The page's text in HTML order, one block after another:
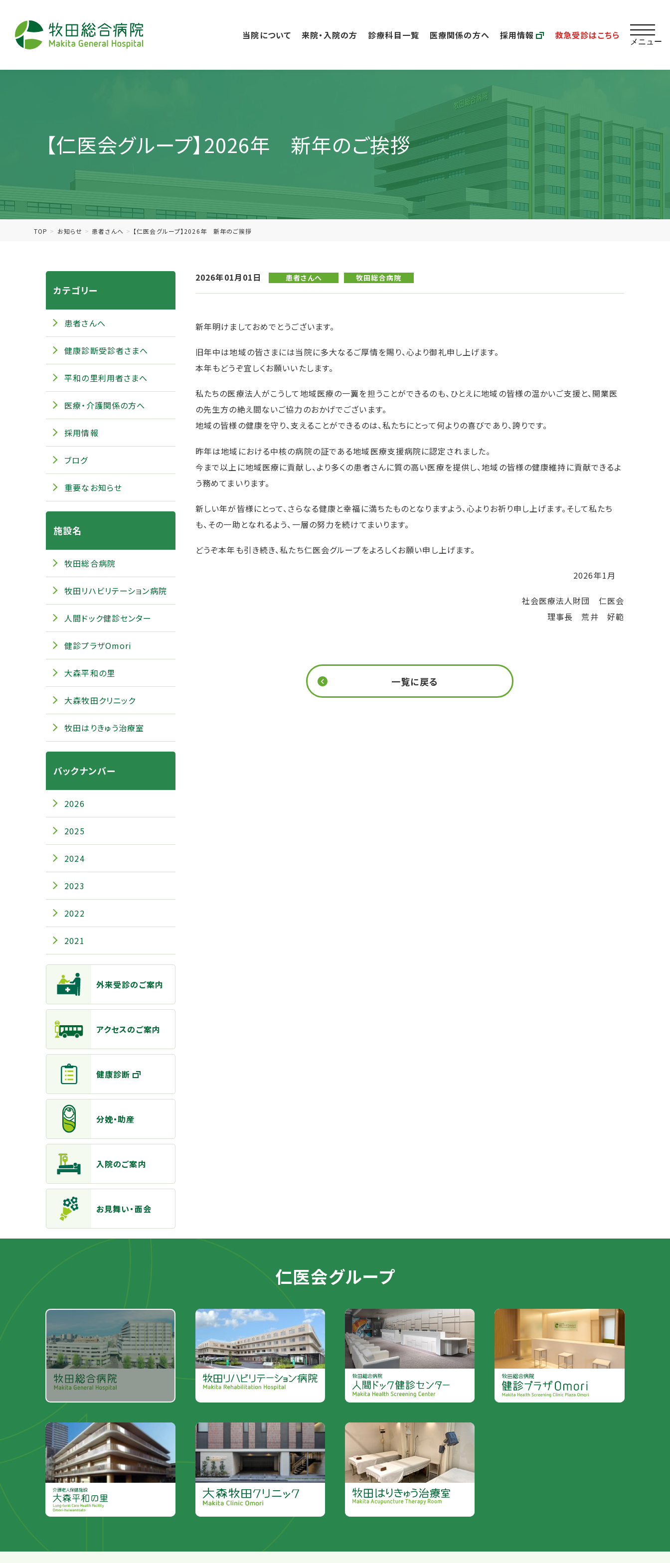
ペ
ー
当院について 来院・入院の方 診療科目一覧 医療関係の方へ 採用情報 救急受診はこちら
メニュー
【仁医会グループ】2026年 新年のご挨拶
TOP お知らせ 患者さんへ 【仁医会グループ】2026年 新年のご挨拶
2026年01月01日 患者さんへ 牧田総合病院
新年明けましておめでとうございます。
旧年中は地域の皆さまには当院に多大なるご厚情を賜り、心より御礼申し上げます。
本年もどうぞ宜しくお願いいたします。
私たちの医療法人がこうして地域医療の一翼を担うことができるのも、ひとえに地域の皆様の温かいご支援と、開業医
の先生方の絶え間ないご協力のおかげでございます。
地域の皆様の健康を守り、支えることができるのは、私たちにとって何よりの喜びであり、誇りです。
昨年は地域における中核の病院の証である地域医療支援病院に認定されました。
今まで以上に地域医療に貢献し、より多くの患者さんに質の高い医療を提供し、地域の皆様の健康維持に貢献できるよ
う務めてまいります。
新しい年が皆様にとって、さらなる健康と幸福に満ちたものとなりますよう、心よりお祈り申し上げます。そして私たち
も、その一助となれるよう、一層の努力を続けてまいります。
どうぞ本年も引き続き、私たち仁医会グループをよろしくお願い申し上げます。
2026年1月
社会医療法人財団 仁医会
理事長 荒井 好範
一覧に戻る
カテゴリー
患者さんへ
健康診断受診者さまへ
平和の里利用者さまへ
医療・介護関係の方へ
採用情報
ブログ
重要なお知らせ
施設名
牧田総合病院
牧田リハビリテーション病院
人間ドック健診センター
健診プラザOmori
大森平和の里
大森牧田クリニック
牧田はりきゅう治療室
バックナンバー
2026
2025
2024
2023
2022
2021
主なメニュー
外来受診のご案内
アクセスのご案内
健康診断
分娩・助産
入院のご案内
お見舞い・面会
仁医会グループ